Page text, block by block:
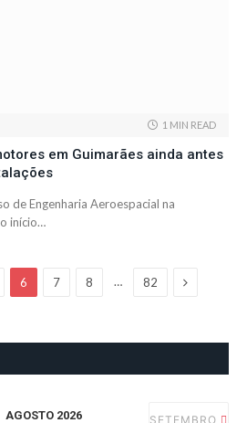
1 MIN READ
em Guimarães ainda antes
de Engenharia Aeroespacial na
início…
6 7 8 … 82 Next
AGOSTO 2026 SETEMBRO